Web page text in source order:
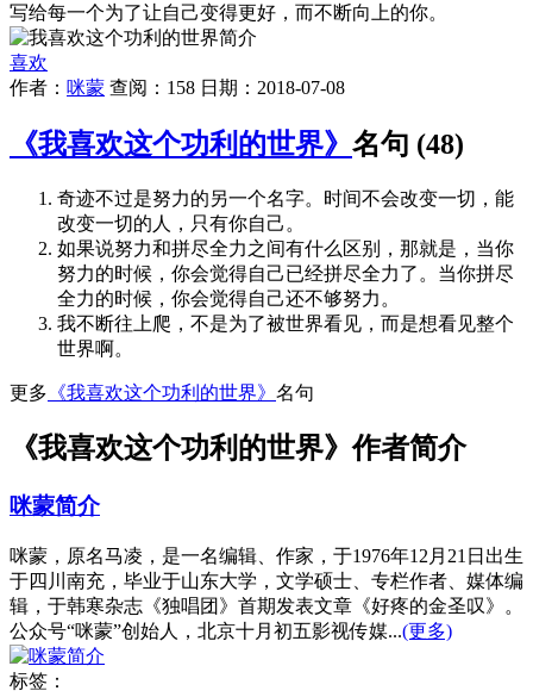
写给每一个为了让自己变得更好，而不断向上的你。
喜欢
作者： 咪蒙 查阅：158 日期：2018-07-08
《我喜欢这个功利的世界》 名句 (48)
奇迹不过是努力的另一个名字。时间不会改变一切，能
改变一切的人，只有你自己。
如果说努力和拼尽全力之间有什么区别，那就是，当你
努力的时候，你会觉得自己已经拼尽全力了。当你拼尽
全力的时候，你会觉得自己还不够努力。
我不断往上爬，不是为了被世界看见，而是想看见整个
世界啊。
更多 《我喜欢这个功利的世界》 名句
《我喜欢这个功利的世界》作者简介
咪蒙简介
咪蒙，原名马凌，是一名编辑、作家，于1976年12月21日出生
于四川南充，毕业于山东大学，文学硕士、专栏作者、媒体编
辑，于韩寒杂志《独唱团》首期发表文章《好疼的金圣叹》。
公众号“咪蒙”创始人，北京十月初五影视传媒...(更多)
标签：